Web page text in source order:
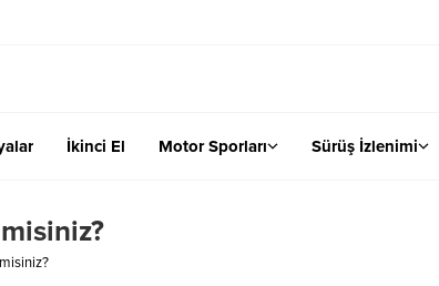
İkinci El Motor Sporları Sürüş İzlenimi